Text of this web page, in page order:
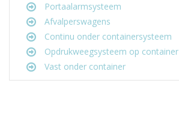
Portaalarmsysteem
Afvalperswagens
Continu onder containersysteem
Opdrukweegsysteem op container
Vast onder container